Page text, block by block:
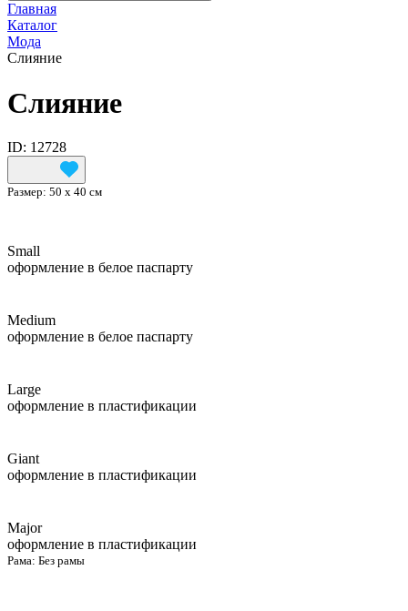
Главная
Каталог
Мода
Слияние
Слияние
ID: 12728
Размер: 50 х 40 см
Small
оформление в белое паспарту
Medium
оформление в белое паспарту
Large
оформление в пластификации
Giant
оформление в пластификации
Major
оформление в пластификации
Рама: Без рамы